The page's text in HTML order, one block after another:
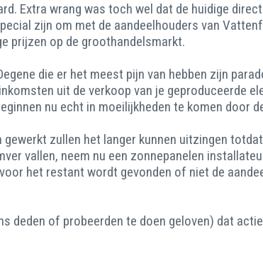
Extra wrang was toch wel dat de huidige
zijn om met de aandeelhouders van
prijzen op de groothandelsmarkt.
die er het meest pijn van hebben zijn
uit de verkoop van je geproduceerde
nu echt in moeilijkheden te komen door
zullen het langer kunnen uitzingen
vallen, neem nu een zonnepanelen
het restant wordt gevonden of niet de
deden of probeerden te doen geloven) dat